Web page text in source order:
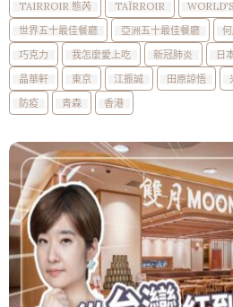
TAIRROIR 態芮
TAÏRROIR
世界五十最佳餐廳
亞洲五十最佳餐廳
巧克力
我怎麼愛上吃 新冠肺炎 日
晶華軒
東京 江振誠 田原諒悟
防疫
青森 香港